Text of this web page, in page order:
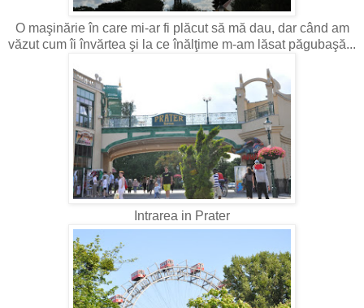
O maşinărie în care mi-ar fi plăcut să mă dau, dar când am
văzut cum îi învărtea şi la ce înălţime m-am lăsat păgubaşă...
Intrarea in Prater